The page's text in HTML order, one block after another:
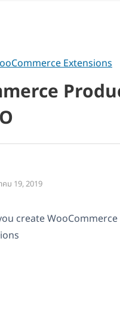
Extensions
คม 19, 2019
create